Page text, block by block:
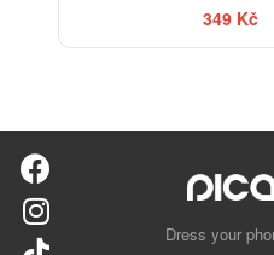
349 Kč
Dress your